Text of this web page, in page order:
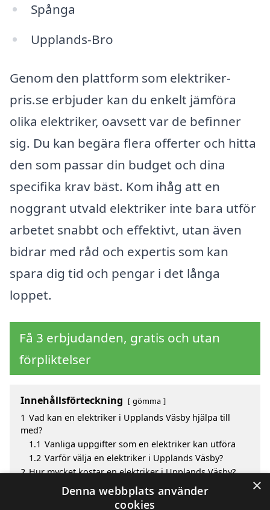
Spånga
Upplands-Bro
Genom den plattform som elektriker-
pris.se erbjuder kan du enkelt jämföra
olika elektriker, oavsett var de befinner
sig. Du kan begära flera offerter och hitta
den som passar din budget och dina
specifika krav bäst. Kom ihåg att en
noggrant utvald elektriker inte bara utför
arbetet snabbt och effektivt, utan även
bidrar med råd och expertis som kan
spara dig tid och pengar i det långa
loppet.
Få 3 erbjudanden, gratis och utan
förpliktelser
Innehållsförteckning gömma
1 Vad kan en elektriker i Upplands Väsby hjälpa till
med?
1.1 Vanliga uppgifter som en elektriker kan utföra
1.2 Varför välja en elektriker i Upplands Väsby?
2 Hur mycket kostar en elektriker i Upplands Väsby?
Fördelar med att välja elektriker i Upplands Väsby
Sök efter en skicklig elektriker i de omgivande
×
Denna webbplats använder
cookies